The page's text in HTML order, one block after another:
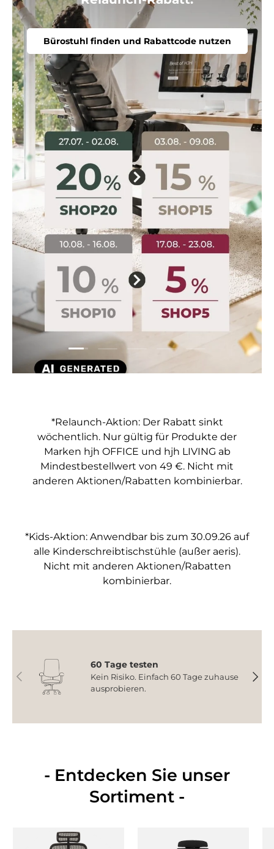
Folie laden 1 von 5
Folie laden 2 von 5
Folie laden 3 von 5
Folie laden 4 von 5
Folie laden 5
*Relaunch-Aktion: Der Rabatt sinkt
wöchentlich. Nur gültig für Produkte der
Marken hjh OFFICE und hjh LIVING ab
Mindestbestellwert von 49 €. Nicht mit
anderen Aktionen/Rabatten kombinierbar.
*Kids-Aktion: Anwendbar bis zum 30.09.26 auf
alle Kinderschreibtischstühle (außer aeris).
Nicht mit anderen Aktionen/Rabatten
kombinierbar.
Vorherige
60 Tage testen
Kein Risiko. Einfach 60 Tage zuhause
ausprobieren.
- Entdecken Sie unser
Sortiment -